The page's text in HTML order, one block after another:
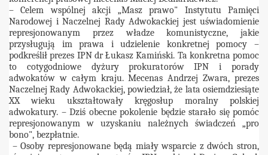
– Celem wspólnej akcji „Masz prawo" Instytutu Pamięci
Narodowej i Naczelnej Rady Adwokackiej jest uświadomienie
represjonowanym przez władze komunistyczne, jakie
przysługują im prawa i udzielenie konkretnej pomocy –
podkreślił prezes IPN dr Łukasz Kamiński. Ta konkretna pomoc
to cotygodniowe dyżury prokuratorów IPN i porady
adwokatów w całym kraju. Mecenas Andrzej Zwara, prezes
Naczelnej Rady Adwokackiej, powiedział, że lata osiemdziesiąte
XX wieku ukształtowały kręgosłup moralny polskiej
adwokatury. – Dziś obecne pokolenie będzie starało się pomóc
represjonowanym w uzyskaniu należnych świadczeń „pro
bono", bezpłatnie.
– Osoby represjonowane będą miały wsparcie z dwóch stron,